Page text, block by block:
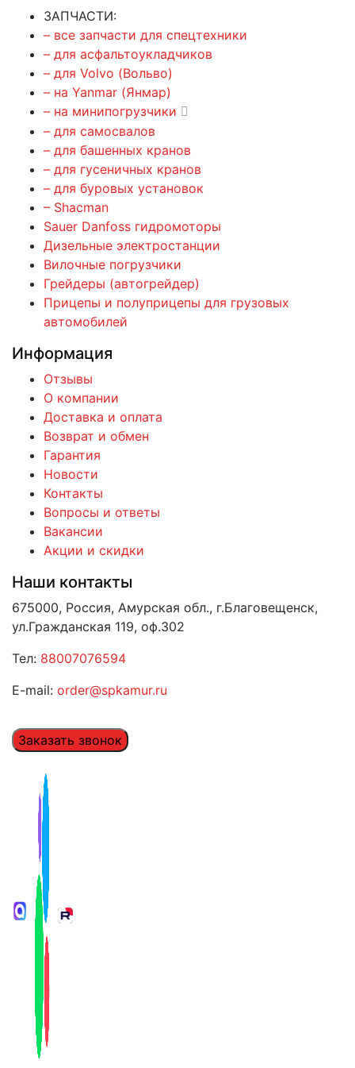
ЗАПЧАСТИ:
– все запчасти для спецтехники
– для асфальтоукладчиков
– для Volvo (Вольво)
– на Yanmar (Янмар)
– на минипогрузчики
– для самосвалов
– для башенных кранов
– для гусеничных кранов
– для буровых установок
– Shacman
Sauer Danfoss гидромоторы
Дизельные электростанции
Вилочные погрузчики
Грейдеры (автогрейдер)
Прицепы и полуприцепы для грузовых
автомобилей
Информация
Отзывы
О компании
Доставка и оплата
Возврат и обмен
Гарантия
Новости
Контакты
Вопросы и ответы
Вакансии
Акции и скидки
Наши контакты
675000, Россия, Амурская обл., г.Благовещенск,
ул.Гражданская 119, оф.302
Тел: 88007076594
E-mail: order@spkamur.ru
Заказать звонок